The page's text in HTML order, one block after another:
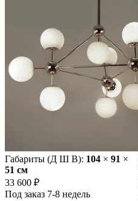
Габариты (Д Ш В): 104 × 91 ×
51 cм
33 600 ₽
Под заказ 7-8 недель